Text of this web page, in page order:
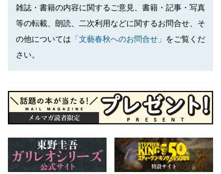
雑誌・書籍の内容に関するご意見、書籍・記事・写真
等の転載、朗読、二次利用などに関するお問合せ、そ
の他については 「文藝春秋へのお問合せ」
をご覧くだ
さい。